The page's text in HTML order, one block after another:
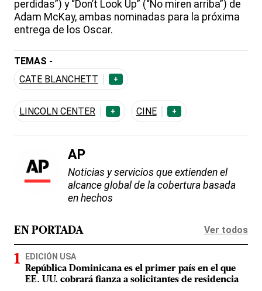
perdidas”) y “Don’t Look Up” (“No miren arriba”) de
Adam McKay, ambas nominadas para la próxima
entrega de los Oscar.
TEMAS -
CATE BLANCHETT
+
LINCOLN CENTER + CINE +
AP
Noticias y servicios que extienden el
alcance global de la cobertura basada
en hechos
EN PORTADA Ver todos
EDICIÓN USA
República Dominicana es el primer país en el que
EE. UU. cobrará fianza a solicitantes de residencia